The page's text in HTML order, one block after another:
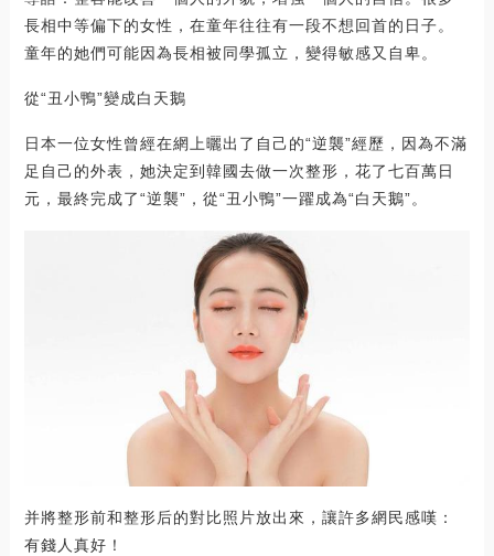
長相中等偏下的女性，在童年往往有一段不想回首的日子。
童年的她們可能因為長相被同學孤立，變得敏感又自卑。
從“丑小鴨”變成白天鵝
日本一位女性曾經在網上曬出了自己的“逆襲”經歷，因為不滿
足自己的外表，她決定到韓國去做一次整形，花了七百萬日
元，最終完成了“逆襲”，從“丑小鴨”一躍成為“白天鵝”。
并將整形前和整形后的對比照片放出來，讓許多網民感嘆：
有錢人真好！